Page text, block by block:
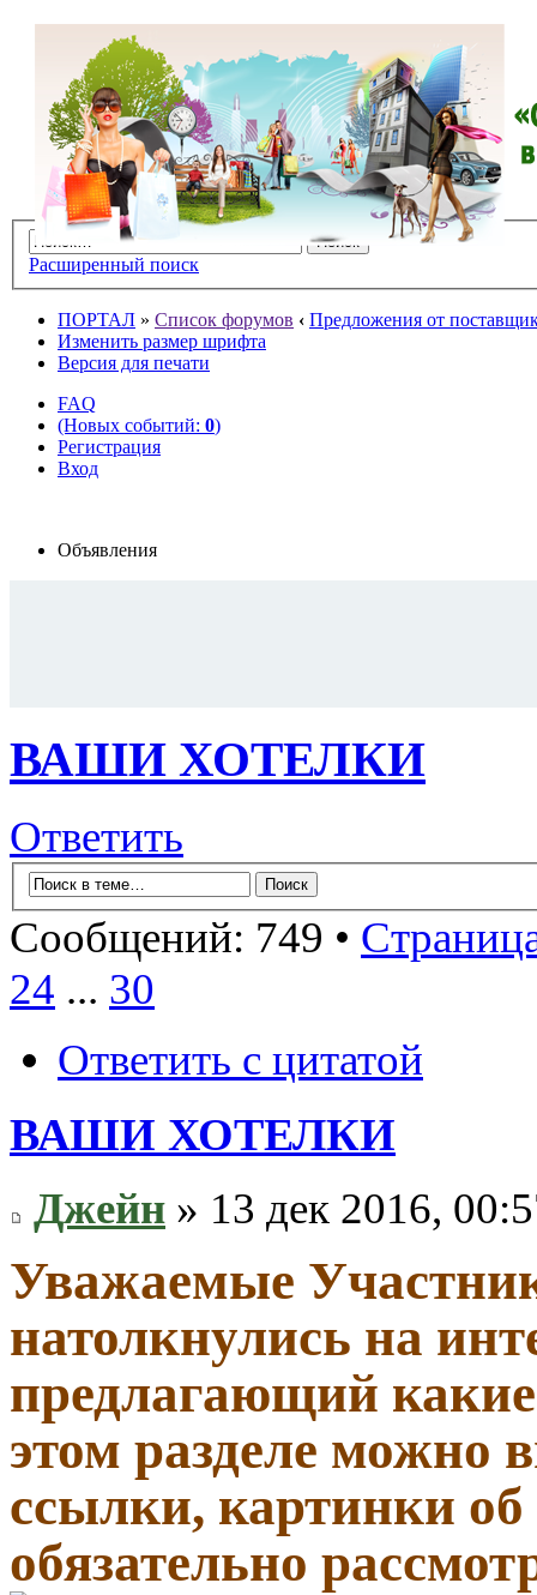
Расширенный поиск
ПОРТАЛ » Список форумов ‹ Предложения от
Изменить размер шрифта
Версия для печати
FAQ
(Новых событий: 0)
Регистрация
Вход
Объявления
ВАШИ ХОТЕЛКИ
Ответить
Сообщений: 749 •
24 ... 30
Ответить с цитатой
ВАШИ ХОТЕЛКИ
Джейн » 13 дек 2016,
Уважаемые
натолкнулись на
предлагающий
этом разделе
ссылки, картинки
обязательно